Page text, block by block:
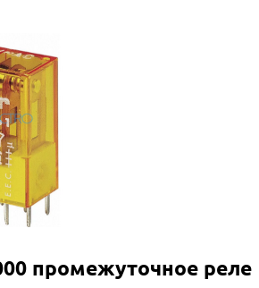
промежуточное реле